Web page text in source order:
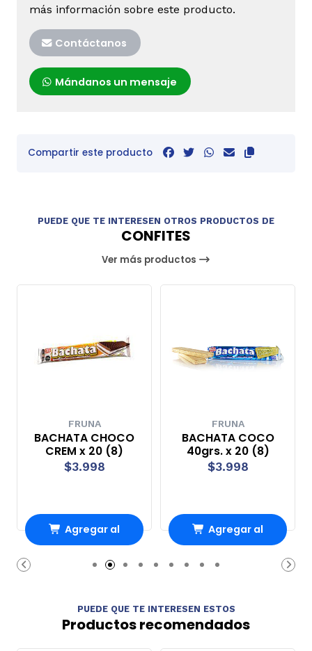
más información sobre este producto.
Contáctanos
Mándanos un mensaje
Compartir este producto
PUEDE QUE TE INTERESEN OTROS PRODUCTOS DE
CONFITES
Ver más productos
FRUNA
BACHATA CHOCO
CREM x 20 (8)
$3.998
Agregar al
Carro
FRUNA
BACHATA COCO
40grs. x 20 (8)
$3.998
Agregar al
Carro
PUEDE QUE TE INTERESEN ESTOS
Productos recomendados